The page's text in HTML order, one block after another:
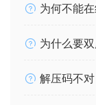
为何不能
为什么要
解压码不